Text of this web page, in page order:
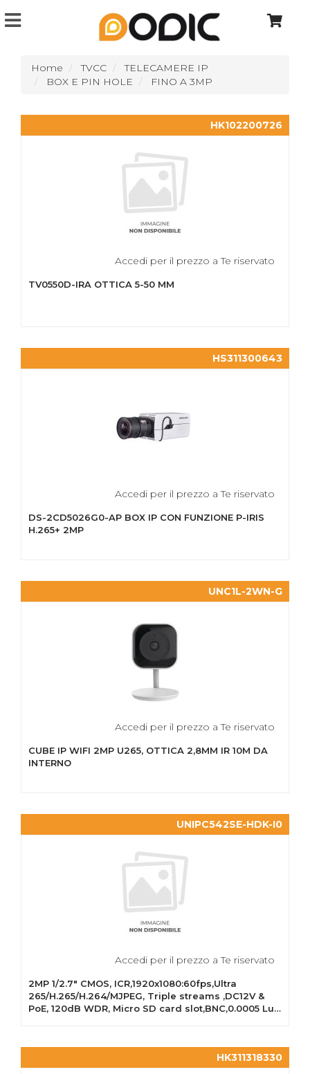
Home TVCC
TELECAMERE IP
BOX E PIN HOLE
FINO A 3MP
HK102200726
Accedi per il prezzo a Te riservato
TV0550D-IRA OTTICA 5-50 MM
HS311300643
Accedi per il prezzo a Te riservato
DS-2CD5026G0-AP BOX IP CON FUNZIONE P-IRIS
H.265+ 2MP
UNC1L-2WN-G
Accedi per il prezzo a Te riservato
CUBE IP WIFI 2MP U265, OTTICA 2,8MM IR 10M DA
INTERNO
UNIPC542SE-HDK-I0
Accedi per il prezzo a Te riservato
2MP 1/2.7" CMOS, ICR,1920x1080:60fps,Ultra
265/H.265/H.264/MJPEG, Triple streams ,DC12V &
PoE, 120dB WDR, Micro SD card slot,BNC,0.0005 Lux
HK311318330